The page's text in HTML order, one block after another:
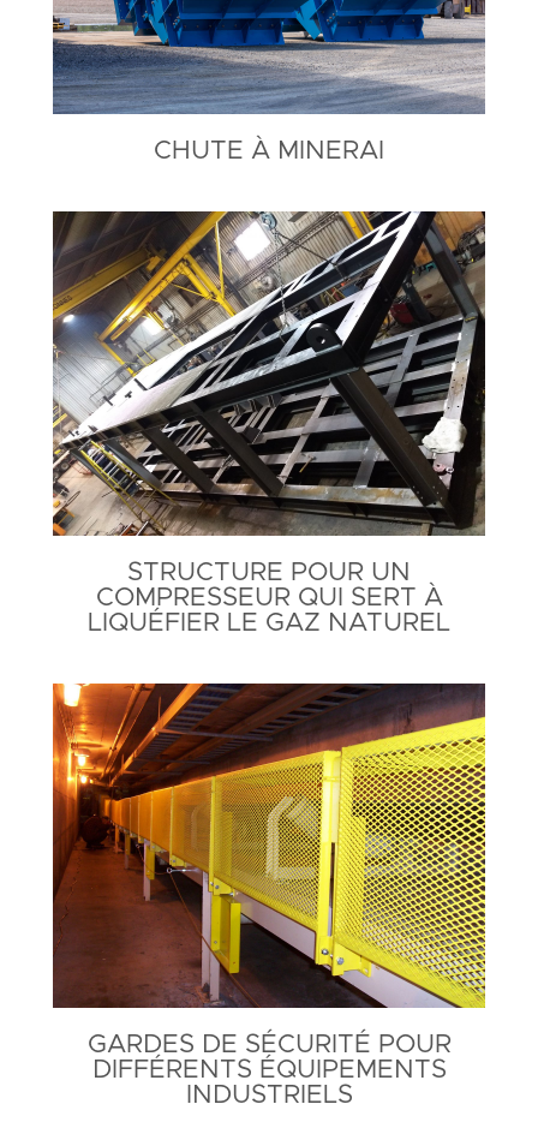
CHUTE À MINERAI
STRUCTURE POUR UN
COMPRESSEUR QUI SERT À
LIQUÉFIER LE GAZ NATUREL
GARDES DE SÉCURITÉ POUR
DIFFÉRENTS ÉQUIPEMENTS
INDUSTRIELS